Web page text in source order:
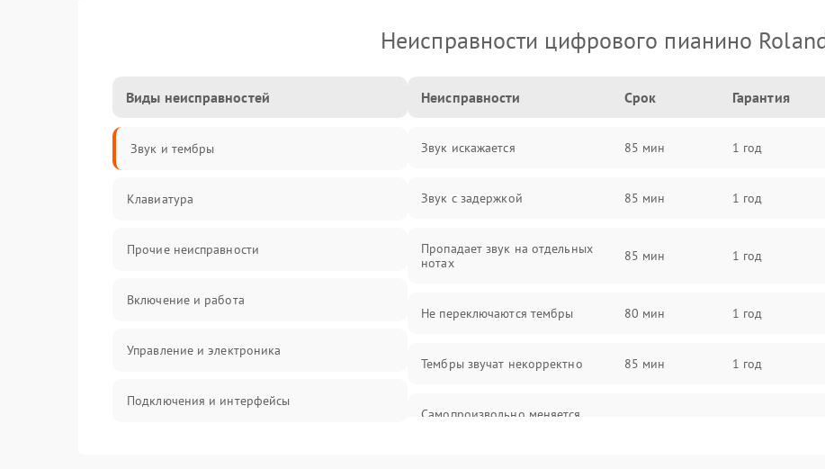
Неисправности цифрового пианино
Виды неисправностей
Звук и тембры
Клавиатура
Прочие неисправности
Включение и работа
Управление и электроника
Подключения и интерфейсы
Неисправности Срок Гарантия
Звук искажается 85 мин 1 год
Звук с задержкой 85 мин 1 год
Пропадает звук на отдельных
нотах
85 мин 1 год
Не переключаются тембры 80 мин 1 год
Тембры звучат некорректно 85 мин 1 год
Самопроизвольно меняется